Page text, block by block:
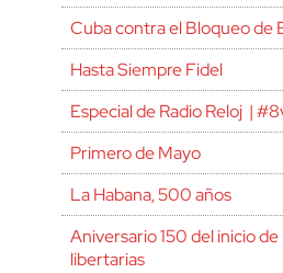
Cuba contra el Bloqueo de
Hasta Siempre Fidel
Especial de Radio Reloj |
Primero de Mayo
La Habana, 500 años
Aniversario 150 del inicio de
libertarias